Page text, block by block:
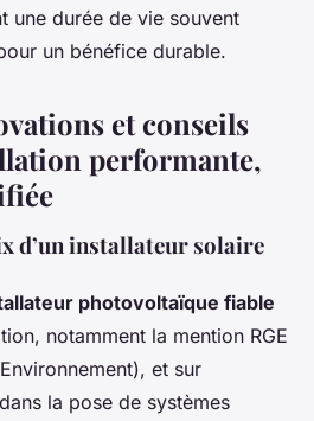
une durée de vie souvent
un bénéfice durable.
et conseils
performante,
d’un installateur solaire
photovoltaïque fiable
notamment la mention RGE
et sur
la pose de systèmes